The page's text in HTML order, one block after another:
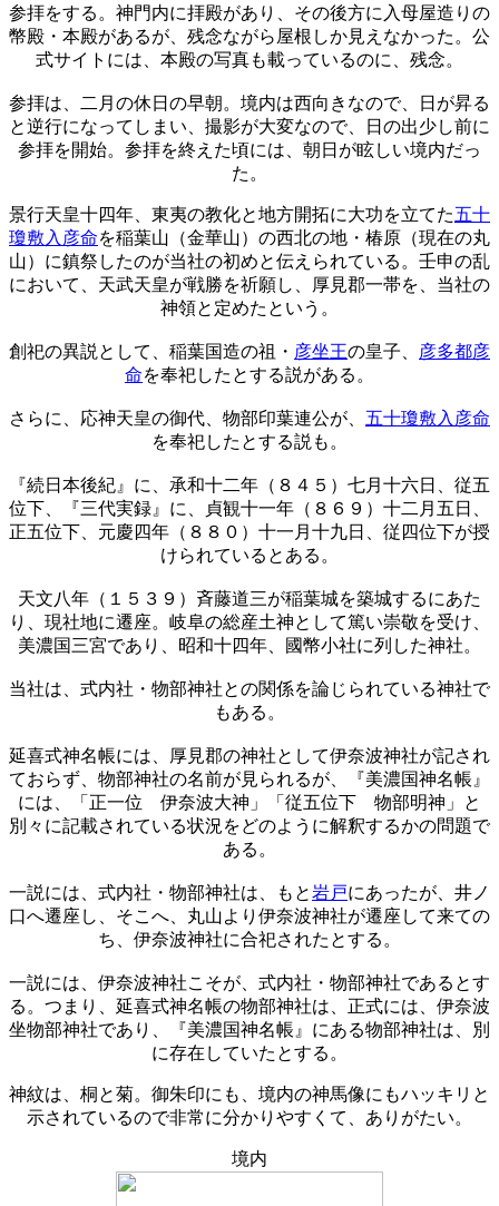
参拝をする。神門内に拝殿があり、その後方に入母屋造りの
幣殿・本殿があるが、残念ながら屋根しか見えなかった。公
式サイトには、本殿の写真も載っているのに、残念。
参拝は、二月の休日の早朝。境内は西向きなので、日が昇る
と逆行になってしまい、撮影が大変なので、日の出少し前に
参拝を開始。参拝を終えた頃には、朝日が眩しい境内だっ
た。
景行天皇十四年、東夷の教化と地方開拓に大功を立てた五十
瓊敷入彦命を稲葉山（金華山）の西北の地・椿原（現在の丸
山）に鎮祭したのが当社の初めと伝えられている。壬申の乱
において、天武天皇が戦勝を祈願し、厚見郡一帯を、当社の
神領と定めたという。
創祀の異説として、稲葉国造の祖・ 彦坐王の皇子、
彦多都彦
命を奉祀したとする説がある。
さらに、応神天皇の御代、物部印葉連公が、 五十瓊敷入彦命
を奉祀したとする説も。
『続日本後紀』に、承和十二年（８４５）七月十六日、従五
位下、『三代実録』に、貞観十一年（８６９）十二月五日、
正五位下、元慶四年（８８０）十一月十九日、従四位下が授
けられているとある。
天文八年（１５３９）斉藤道三が稲葉城を築城するにあた
り、現社地に遷座。岐阜の総産土神として篤い崇敬を受け、
美濃国三宮であり、昭和十四年、國幣小社に列した神社。
当社は、式内社・物部神社との関係を論じられている神社で
もある。
延喜式神名帳には、厚見郡の神社として伊奈波神社が記され
ておらず、物部神社の名前が見られるが、『美濃国神名帳』
には、「正一位 伊奈波大神」「従五位下 物部明神」と
別々に記載されている状況をどのように解釈するかの問題で
ある。
一説には、式内社・物部神社は、もと岩戸にあったが、井ノ
口へ遷座し、そこへ、丸山より伊奈波神社が遷座して来ての
ち、伊奈波神社に合祀されたとする。
一説には、伊奈波神社こそが、式内社・物部神社であるとす
る。つまり、延喜式神名帳の物部神社は、正式には、伊奈波
坐物部神社であり、『美濃国神名帳』にある物部神社は、別
に存在していたとする。
神紋は、桐と菊。御朱印にも、境内の神馬像にもハッキリと
示されているので非常に分かりやすくて、ありがたい。
境内